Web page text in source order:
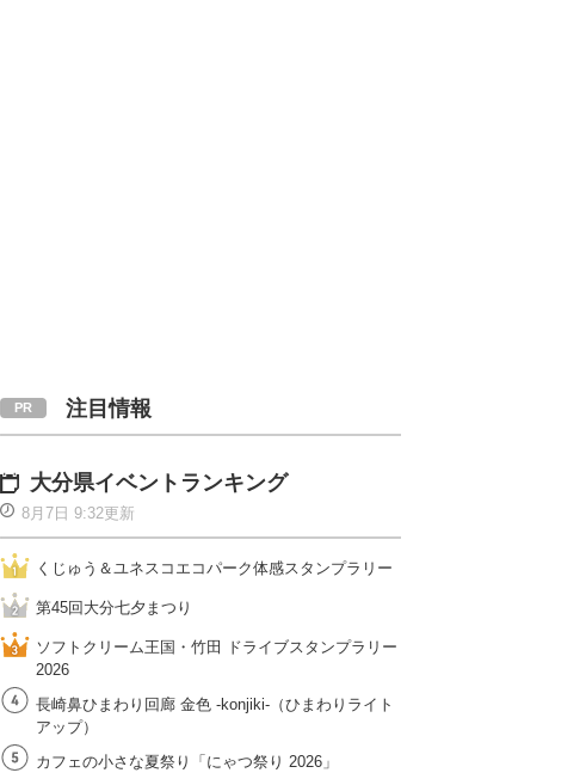
注目情報
大分県イベントランキング
8月7日 9:32更新
くじゅう＆ユネスコエコパーク体感スタンプラリー
第45回大分七夕まつり
ソフトクリーム王国・竹田 ドライブスタンプラリー
2026
長崎鼻ひまわり回廊 金色 -konjiki-（ひまわりライト
アップ）
カフェの小さな夏祭り「にゃつ祭り 2026」